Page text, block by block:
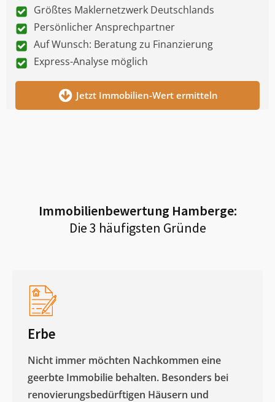
Größtes Maklernetzwerk Deutschlands
Persönlicher Ansprechpartner
Auf Wunsch: Beratung zu Finanzierung
Express-Analyse möglich
Jetzt Immobilien-Wert ermitteln
Immobilienbewertung Hamberge:
Die 3 häufigsten Gründe
Erbe
Nicht immer möchten Nachkommen eine
geerbte Immobilie behalten. Besonders bei
renovierungsbedürftigen Häusern und